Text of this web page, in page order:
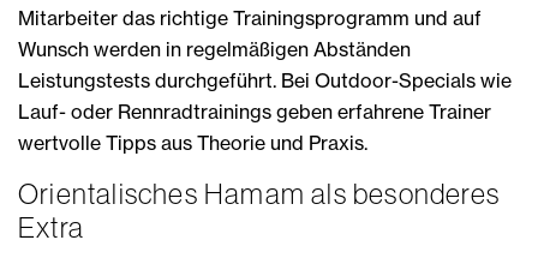
Mitarbeiter das richtige Trainingsprogramm und auf
Wunsch werden in regelmäßigen Abständen
Leistungstests durchgeführt. Bei Outdoor-Specials wie
Lauf- oder Rennradtrainings geben erfahrene Trainer
wertvolle Tipps aus Theorie und Praxis.
Orientalisches Hamam als besonderes
Extra